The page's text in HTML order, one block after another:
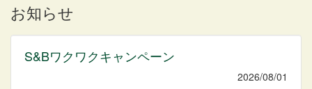
お知らせ
S&Bワクワクキャンペーン
2026/08/01